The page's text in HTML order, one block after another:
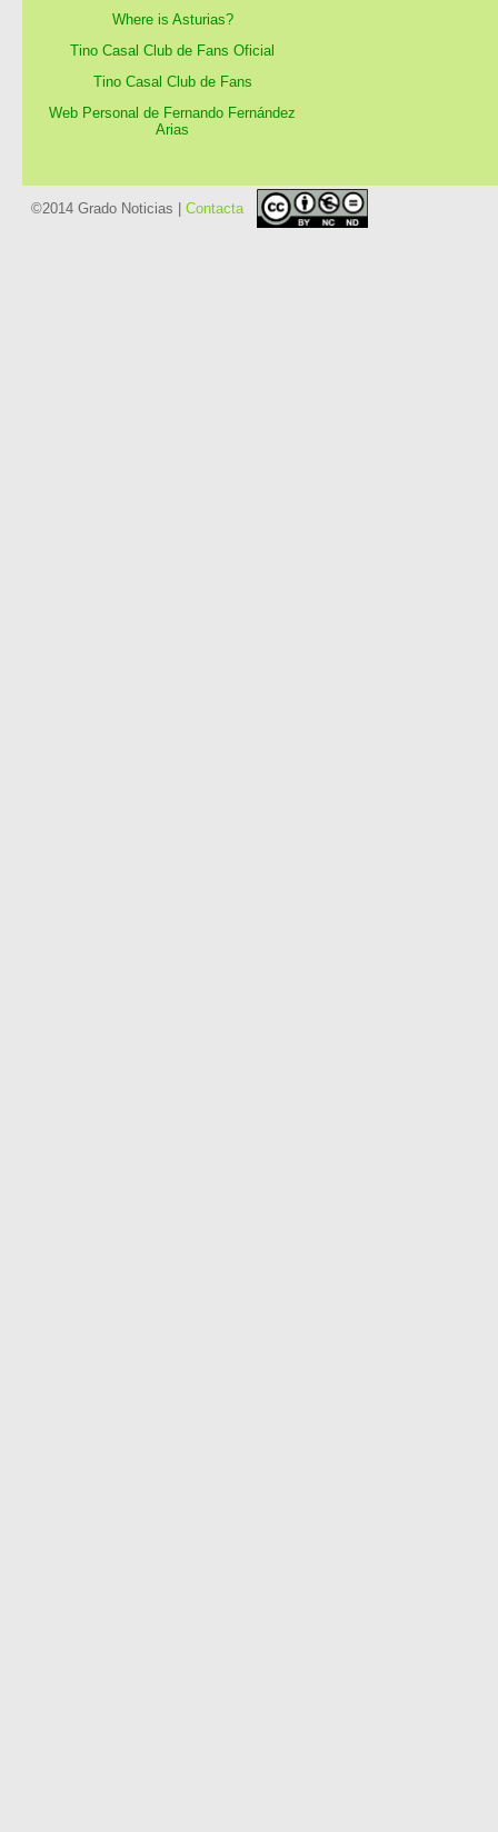
Where is Asturias?
Tino Casal Club de Fans Oficial
Tino Casal Club de Fans
Web Personal de Fernando Fernández
Arias
©2014 Grado Noticias | Contacta